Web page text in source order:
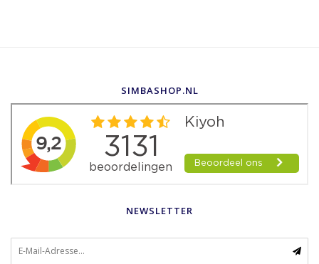
SIMBASHOP.NL
NEWSLETTER